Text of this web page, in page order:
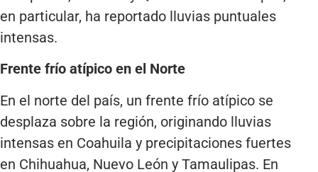
en particular, ha reportado lluvias puntuales
intensas.
Frente frío atípico en el Norte
En el norte del país, un frente frío atípico se
desplaza sobre la región, originando lluvias
intensas en Coahuila y precipitaciones fuertes
en Chihuahua, Nuevo León y Tamaulipas. En